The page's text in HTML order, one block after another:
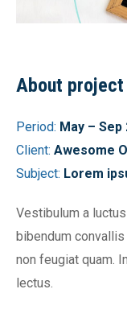
About project
Period: May – Sep
Client: Awesome
Subject: Lorem
Vestibulum a
bibendum convallis
non feugiat quam.
lectus.